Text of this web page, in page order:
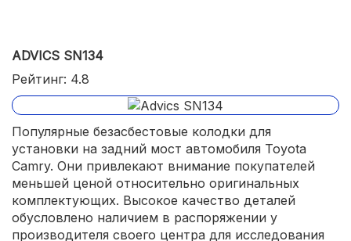
ADVICS SN134
Рейтинг: 4.8
Популярные безасбестовые колодки для
установки на задний мост автомобиля Toyota
Camry. Они привлекают внимание покупателей
меньшей ценой относительно оригинальных
комплектующих. Высокое качество деталей
обусловлено наличием в распоряжении у
производителя своего центра для исследования